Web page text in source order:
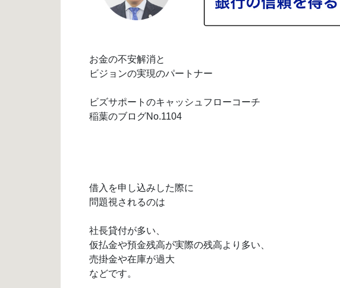
お金の不安解消と
ビジョンの実現のパートナー
ビズサポートのキャッシュフローコーチ
稲葉のブログNo.1104
借入を申し込みした際に
問題視されるのは
社長貸付が多い、
仮払金や預金残高が実際の残高より多い、
売掛金や在庫が過大
などです。